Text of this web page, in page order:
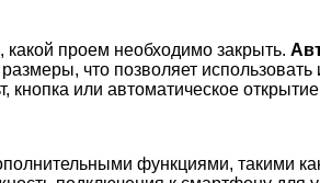
какой проем необходимо закрыть.
что позволяет
кнопка или автоматическое
функциями, такими